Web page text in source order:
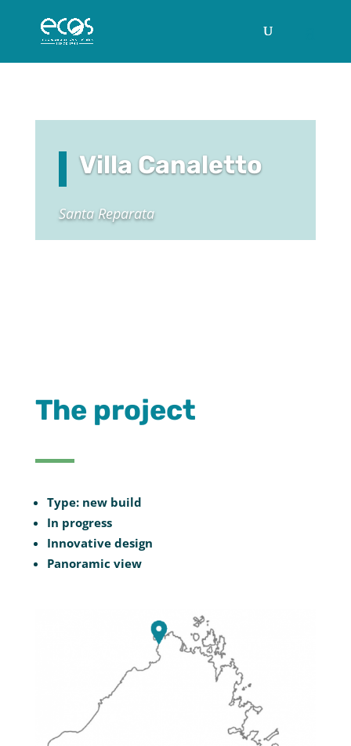
Villa Canaletto
Santa Reparata
The project
Type: new build
In progress
Innovative design
Panoramic view